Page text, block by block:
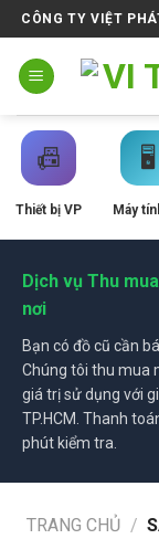
Skip
to
content
CÔNG TY VIỆT
📠
Thiết bị VP
🖥️
Máy
Dịch vụ Thu
nơi
Bạn có đồ cũ cần
Chúng tôi thu mua
giá trị sử dụng với
TP.HCM. Thanh
phút kiểm tra.
TRANG CHỦ /